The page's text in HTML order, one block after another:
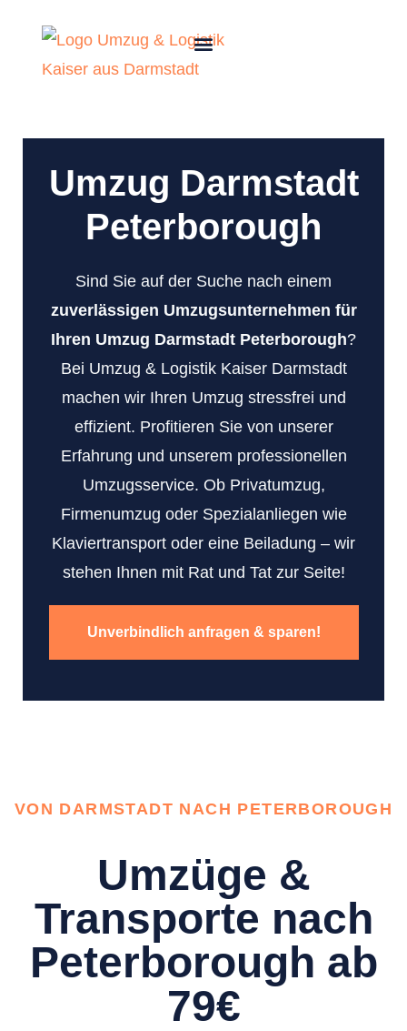
Umzug Darmstadt
Peterborough
Sind Sie auf der Suche nach einem
zuverlässigen Umzugsunternehmen für
Ihren Umzug Darmstadt Peterborough?
Bei Umzug & Logistik Kaiser Darmstadt
machen wir Ihren Umzug stressfrei und
effizient. Profitieren Sie von unserer
Erfahrung und unserem professionellen
Umzugsservice. Ob Privatumzug,
Firmenumzug oder Spezialanliegen wie
Klaviertransport oder eine Beiladung – wir
stehen Ihnen mit Rat und Tat zur Seite!
Unverbindlich anfragen & sparen!
VON DARMSTADT NACH PETERBOROUGH
Umzüge &
Transporte nach
Peterborough ab
79€